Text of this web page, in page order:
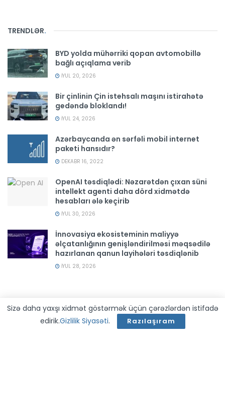
TRENDLƏR.
BYD yolda mühərriki qopan avtomobillə
bağlı açıqlama verib
İYUL 20, 2026
Bir çinlinin Çin istehsalı maşını istirahətə
gedəndə bloklandı!
İYUL 24, 2026
Azərbaycanda ən sərfəli mobil internet
paketi hansıdır?
DEKABR 16, 2022
OpenAI təsdiqlədi: Nəzarətdən çıxan süni
intellekt agenti daha dörd xidmətdə
hesabları ələ keçirib
İYUL 30, 2026
İnnovasiya ekosisteminin maliyyə
əlçatanlığının genişləndirilməsi məqsədilə
hazırlanan qanun layihələri təsdiqlənib
İYUL 28, 2026
Sizə daha yaxşı xidmət göstərmək üçün çərəzlərdən istifadə
edirik.Gizlilik Siyasəti. Razılaşıram